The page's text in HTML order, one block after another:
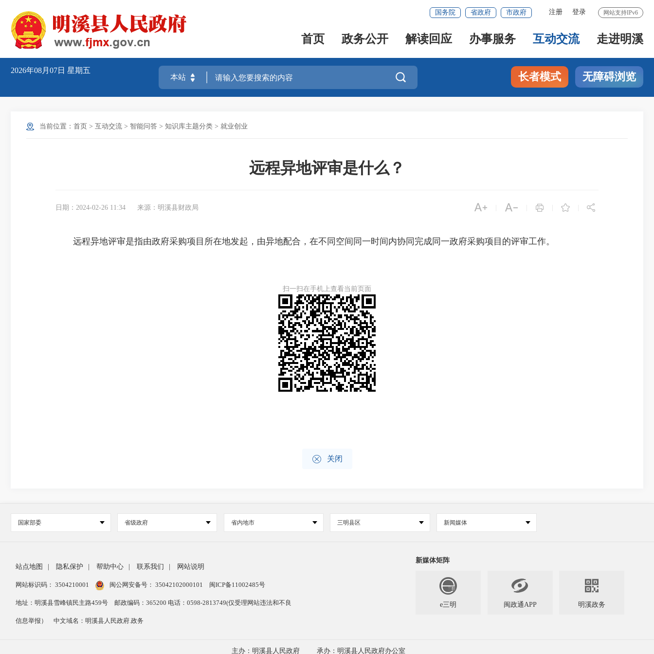
网站支持IPv6
注册 登录
国务院 省政府 市政府
首页 政务公开 解读回应 办事服务 互动交流 走进明溪
2026年08月07日 星期五
 长者模式 无障碍浏览
当前位置： 首页 > 互动交流 > 智能问答 > 知识库主题分类 > 就业创业
远程异地评审是什么？
日期：2024-02-26 11:34 来源：明溪县财政局     
远程异地评审是指由政府采购项目所在地发起，由异地配合，在不同空间同一时间内协同完成同一政府采购项目的评审工作。
扫一扫在手机上查看当前页面
 关闭
国家部委 省级政府 省内地市 三明县区 新闻媒体
站点地图 隐私保护 帮助中心 联系我们 网站说明
网站标识码： 3504210001 闽公网安备号： 35042102000101 闽ICP备11002485号
地址：明溪县雪峰镇民主路459号 邮政编码：365200 电话：0598-2813749(仅受理网站违法和不良
信息举报） 中文域名：明溪县人民政府.政务
新媒体矩阵
e三明

闽政通APP

明溪政务
主办：明溪县人民政府 承办：明溪县人民政府办公室